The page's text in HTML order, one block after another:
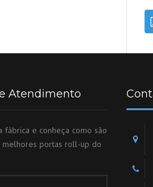
Atendimento
fábrica e conheça como são
melhores portas roll-up do